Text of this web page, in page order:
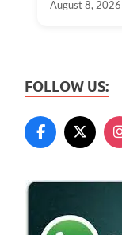
August 8, 2026
FOLLOW US: